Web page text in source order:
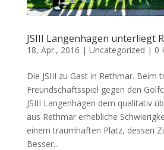
JSIII Langenhagen unterliegt
18, Apr., 2016 | Uncategorized | 0
Die JSIII zu Gast in Rethmar. Beim
Freundschaftsspiel gegen den
JSIII Langenhagen dem qualitativ
aus Rethmar erhebliche
einem traumhaften Platz, dessen
Besser...